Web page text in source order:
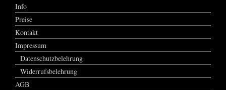
Info
Preise
Kontakt
Impressum
Datenschutzbelehrung
Widerrufsbelehrung
AGB